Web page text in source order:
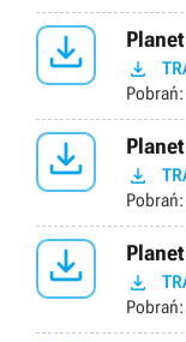
 
Pobrań:
 
Pobrań:
 
Pobrań: